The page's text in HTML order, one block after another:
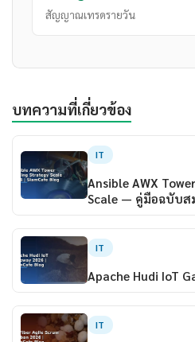
สัญญาณเทรดรายวัน
บทความที่เกี่ยวข้อง
IT
Ansible AWX
Scale — คู่มือฉบับส
IT
Apache Hudi IoT
IT